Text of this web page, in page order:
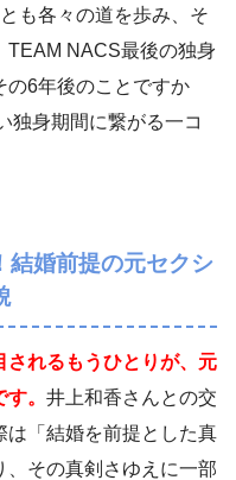
も各々の道を歩み、そ
TEAM NACS最後の独身
の6年後のことですか
独身期間に繋がる一コ
結婚前提の元セクシ
されるもうひとりが、元
。 井上和香さんとの交
は「結婚を前提とした真
その真剣さゆえに一部